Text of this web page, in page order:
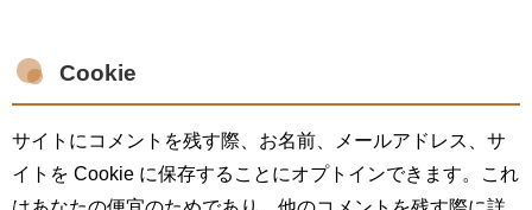
Cookie
サイトにコメントを残す際、お名前、メールアドレス、サ
イトを Cookie に保存することにオプトインできます。これ